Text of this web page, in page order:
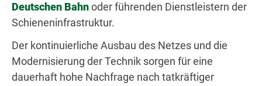
Deutschen Bahnoder führenden Dienstleistern der
Schieneninfrastruktur.
Der kontinuierliche Ausbau des Netzes und die
Modernisierung der Technik sorgen für eine
dauerhaft hohe Nachfrage nach tatkräftiger